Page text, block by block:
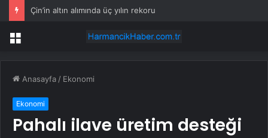
Çin’in altın alımında üç yılın rekoru
Menü
Anasayfa / Ekonomi
Ekonomi
Pahalı ilave üretim desteği